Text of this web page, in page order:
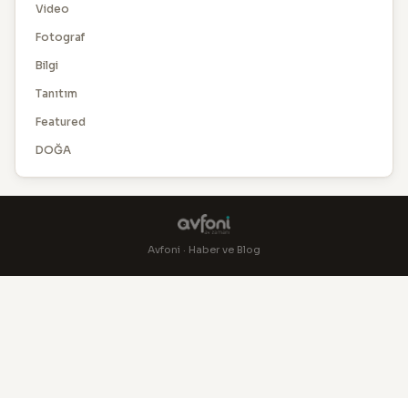
Video
Fotograf
Bilgi
Tanıtım
Featured
DOĞA
Avfoni · Haber ve Blog